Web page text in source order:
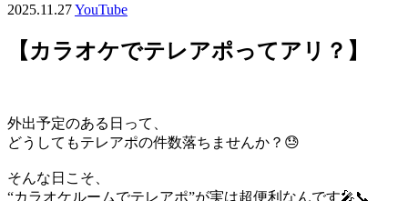
2025.11.27YouTube
【カラオケでテレアポってアリ？】
外出予定のある日って、
どうしてもテレアポの件数落ちませんか？😓
そんな日こそ、
“カラオケルームでテレアポ”が実は超便利なんです🎤📞